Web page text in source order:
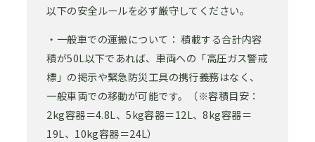
以下の安全ルールを必ず厳守してください。
・一般車での運搬について： 積載する合計内容
積が50L以下であれば、車両への「高圧ガス警戒
標」の掲示や緊急防災工具の携行義務はなく、
一般車両での移動が可能です。（※容積目安：
2kg容器＝4.8L、5kg容器＝12L、8kg容器＝
19L、10kg容器＝24L）